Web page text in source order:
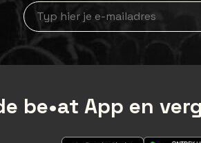
Nieuwsbrief aanmelding
be•at App en